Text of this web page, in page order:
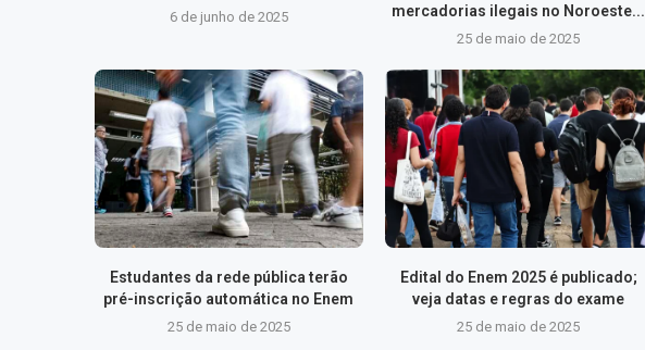
6 de junho de 2025
mercadorias ilegais no Noroeste...
25 de maio de 2025
Estudantes da rede pública terão
pré-inscrição automática no Enem
25 de maio de 2025
Edital do Enem 2025 é publicado;
veja datas e regras do exame
25 de maio de 2025